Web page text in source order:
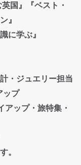
国』『ベスト・
』
に学ぶ』
・ジュエリー担当
ップ
アップ・旅特集・
。